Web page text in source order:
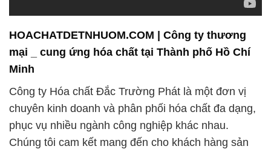
HOACHATDETNHUOM.COM | Công ty thương
mại _ cung ứng hóa chất tại Thành phố Hồ Chí
Minh
Công ty Hóa chất Đắc Trường Phát là một đơn vị
chuyên kinh doanh và phân phối hóa chất đa dạng,
phục vụ nhiều ngành công nghiệp khác nhau.
Chúng tôi cam kết mang đến cho khách hàng sản